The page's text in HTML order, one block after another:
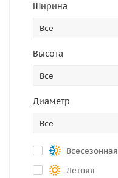
Ширина
Все
Высота
Все
Диаметр
Все
Всесезонная
Летняя